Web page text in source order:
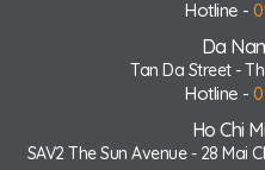
Hotline -
Da
Tan Da Street -
Hotline -
Ho Chi
SAV2 The Sun Avenue - 28 Mai